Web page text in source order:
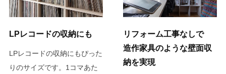
LPレコードの収納にも
LPレコードの収納にもぴった
りのサイズです。1コマあた
リフォーム工事なしで
造作家具のような壁面収
納を実現